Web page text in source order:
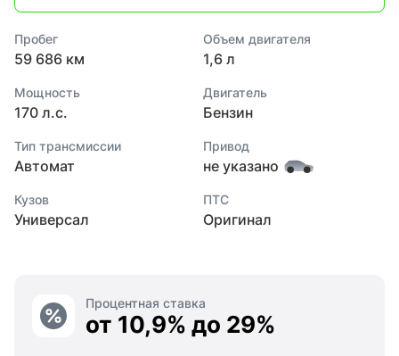
Пробег
59 686 км
Объем двигателя
1,6 л
Мощность
170 л.с.
Двигатель
Бензин
Тип трансмиссии
Автомат
Привод
не указано
Кузов
Универсал
ПТС
Оригинал
Процентная ставка
от 10,9% до 29%